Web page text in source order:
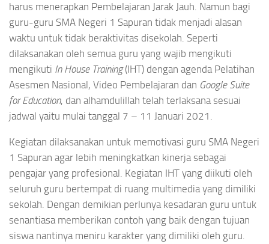
harus menerapkan Pembelajaran Jarak Jauh. Namun bagi
guru-guru SMA Negeri 1 Sapuran tidak menjadi alasan
waktu untuk tidak beraktivitas disekolah. Seperti
dilaksanakan oleh semua guru yang wajib mengikuti
mengikuti In House Training(IHT) dengan agenda Pelatihan
Asesmen Nasional, Video Pembelajaran dan Google Suite
for Education, dan alhamdulillah telah terlaksana sesuai
jadwal yaitu mulai tanggal 7 – 11 Januari 2021.
Kegiatan dilaksanakan untuk memotivasi guru SMA Negeri
1 Sapuran agar lebih meningkatkan kinerja sebagai
pengajar yang profesional. Kegiatan IHT yang diikuti oleh
seluruh guru bertempat di ruang multimedia yang dimiliki
sekolah. Dengan demikian perlunya kesadaran guru untuk
senantiasa memberikan contoh yang baik dengan tujuan
siswa nantinya meniru karakter yang dimiliki oleh guru.